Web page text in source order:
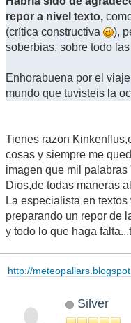
repor a nivel texto,
(crítica constructiva
),
soberbias, sobre todo
Enhorabuena por el
mundo que tuvisteis la
Tienes razon
cosas y siempre me
imagen que mil
Dios,de todas maneras
La especialista en
preparando un repor de
y todo lo que haga
http://
Silver